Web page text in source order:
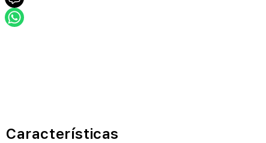
Características